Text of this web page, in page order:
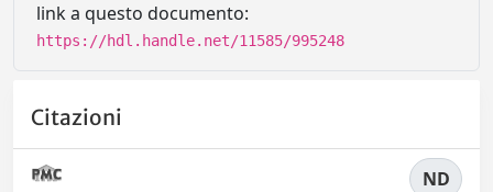
link a questo documento:
https://hdl.handle.net/11585/995248
Citazioni
ND